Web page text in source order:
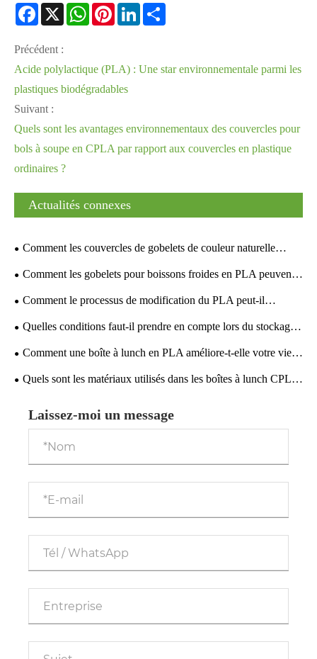
Facebook
X WhatsAppPinterestLinkedIn
Précédent :
Acide polylactique (PLA) : Une star environnementale parmi les
plastiques biodégradables
Suivant :
Quels sont les avantages environnementaux des couvercles pour
bols à soupe en CPLA par rapport aux couvercles en plastique
ordinaires ?
Actualités connexes
Comment les couvercles de gobelets de couleur naturelle
CPLA peuvent-ils transformer votre emballage durable ?
Comment les gobelets pour boissons froides en PLA peuvent-
ils améliorer les emballages de boissons durables ?
Comment le processus de modification du PLA peut-il
optimiser la résistance à l'usure et la transmission de la lumière
Quelles conditions faut-il prendre en compte lors du stockage
des couvercles de gobelets en CPLA ?
Comment une boîte à lunch en PLA améliore-t-elle votre vie
quotidienne ?
Quels sont les matériaux utilisés dans les boîtes à lunch CPLA
Laissez-moi un message